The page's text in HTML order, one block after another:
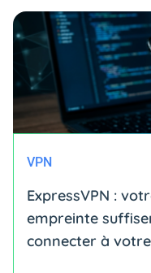
VPN
ExpressVPN :
empreinte
connecter à